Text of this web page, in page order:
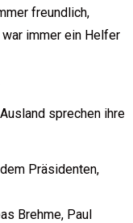
freundlich,
immer ein Helfer
sprechen ihre
Präsidenten,
Brehme, Paul